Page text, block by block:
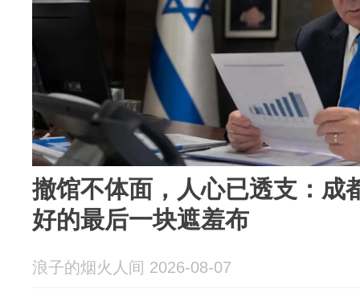
撤馆不体面，人心已透支：成
好的最后一块遮羞布
浪子的烟火人间 2026-08-07